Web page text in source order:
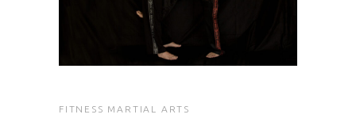
FITNESS MARTIAL ARTS